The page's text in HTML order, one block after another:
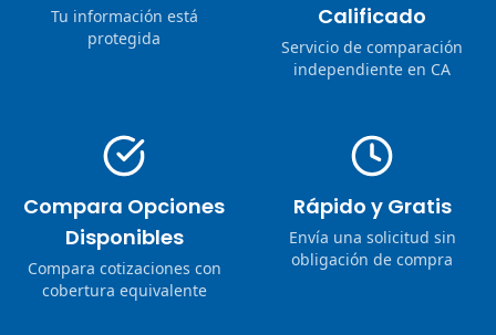
Tu información está
protegida
Calificado
Servicio de comparación
independiente en CA
Compara Opciones
Disponibles
Compara cotizaciones con
cobertura equivalente
Rápido y Gratis
Envía una solicitud sin
obligación de compra